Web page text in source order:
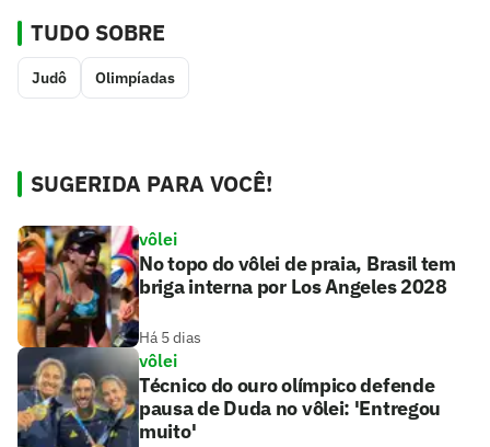
TUDO SOBRE
Judô Olimpíadas
SUGERIDA PARA VOCÊ!
vôlei
No topo do vôlei de praia, Brasil tem
briga interna por Los Angeles 2028
Há 5 dias
vôlei
Técnico do ouro olímpico defende
pausa de Duda no vôlei: 'Entregou
muito'